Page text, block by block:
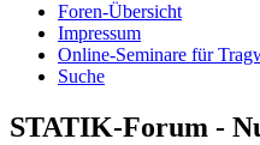
Foren-Übersicht
Impressum
Online-Seminare für
Suche
STATIK-Forum -